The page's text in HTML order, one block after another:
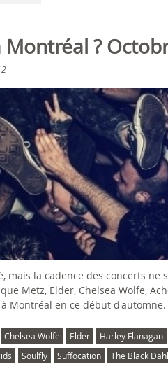
Montréal ?
mais la cadence des concerts
Metz, Elder, Chelsea Wolfe,
Montréal en ce début d'automne.
Chelsea Wolfe Elder
Harley Flanagan
Soulfly Suffocation The Black